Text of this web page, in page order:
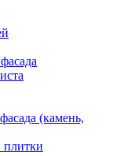
(камень,
плитки